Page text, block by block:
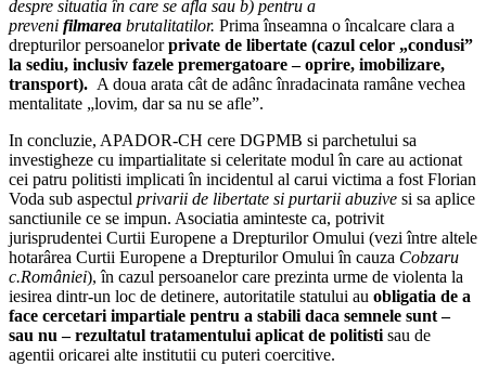
despre situatia în care se afla sau b) pentru a
preveni filmarea brutalitatilor. Prima înseamna o încalcare clara a
drepturilor persoanelorprivate de libertate (cazul celor „condusi”
la sediu, inclusiv fazele premergatoare – oprire, imobilizare,
transport). A doua arata cât de adânc înradacinata ramâne vechea
mentalitate „lovim, dar sa nu se afle”.
In concluzie, APADOR-CH cere DGPMB si parchetului sa
investigheze cu impartialitate si celeritate modul în care au actionat
cei patru politisti implicati în incidentul al carui victima a fost Florian
Voda sub aspectul privarii de libertate si purtarii abuzive si sa aplice
sanctiunile ce se impun. Asociatia aminteste ca, potrivit
jurisprudentei Curtii Europene a Drepturilor Omului (vezi între altele
hotarârea Curtii Europene a Drepturilor Omului în cauza Cobzaru
c.României), în cazul persoanelor care prezinta urme de violenta la
iesirea dintr-un loc de detinere, autoritatile statului au obligatia de a
face cercetari impartiale pentru a stabili daca semnele sunt –
sau nu – rezultatul tratamentului aplicat de politistisau de
agentii oricarei alte institutii cu puteri coercitive.